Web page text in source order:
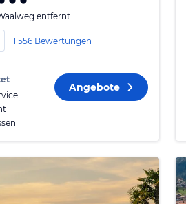
entfernt
1 556 Bewertungen
Angebote